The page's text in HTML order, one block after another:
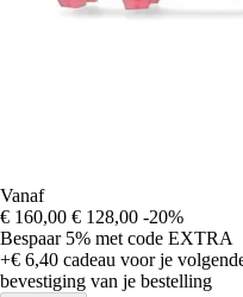
Vanaf
€ 160,00 € 128,00 -20%
Bespaar 5% met code EXTRA
+€ 6,40 cadeau voor je
bevestiging van je bestelling